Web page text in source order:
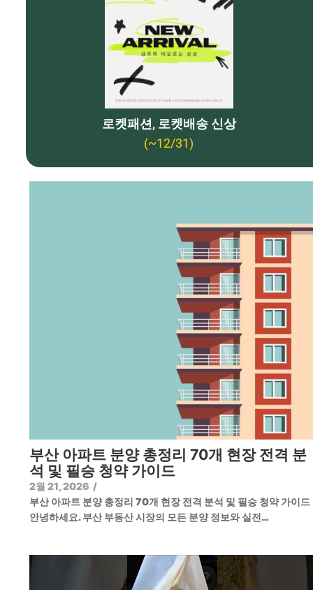
로켓패션, 로켓배송 신상
(~12/31)
부산 아파트 분양 총정리 70개 현장 전격 분
석 및 필승 청약 가이드
2월 21, 2026 /
부산 아파트 분양 총정리 70개 현장 전격 분석 및 필승 청약 가이
안녕하세요. 부산 부동산 시장의 모든 분양 정보와 실전…